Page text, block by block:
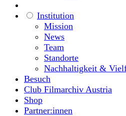
Institution
Mission
News
Team
Standorte
Nachhaltigkeit &
Besuch
Club Filmarchiv Austria
Shop
Partner:innen